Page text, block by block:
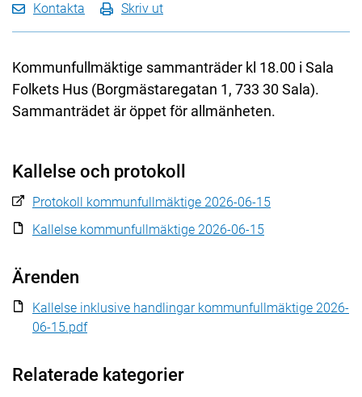
Kontakta Skriv ut
Kommunfullmäktige sammanträder kl 18.00 i Sala
Folkets Hus (Borgmästaregatan 1, 733 30 Sala).
Sammanträdet är öppet för allmänheten.
Kallelse och protokoll
Protokoll kommunfullmäktige 2026-06-15
Kallelse kommunfullmäktige 2026-06-15
Ärenden
Kallelse inklusive handlingar kommunfullmäktige 2026-
06-15.pdf
Relaterade kategorier